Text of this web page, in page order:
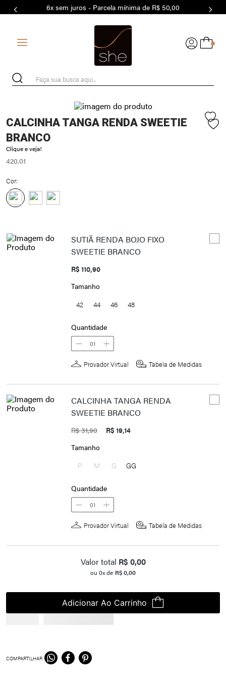
6x sem juros - Parcela mínima de R$ 50,00
0
Faça sua busca aqui...
CALCINHA TANGA RENDA SWEETIE
BRANCO
Clique e veja!
420.01
Cor:
SUTIÃ RENDA BOJO FIXO
SWEETIE BRANCO
R$ 110,90
Tamanho
42
44 46 48
Quantidade
01
Provador Virtual Tabela de Medidas
CALCINHA TANGA RENDA
SWEETIE BRANCO
R$ 31,90
R$ 19,14
Tamanho
P
M G GG
Quantidade
01
Provador Virtual Tabela de Medidas
Valor total R$ 0,00
ou 0x de R$0,00
Adicionar Ao Carrinho
COMPARTILHAR
7º MODAL